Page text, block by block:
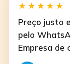
★★★★★
Preço justo
pelo
Empresa de